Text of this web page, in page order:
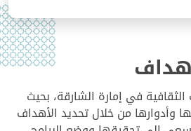
الثقافية في إمارة الشارقة، بحيث
من خلال تحديد الأهداف